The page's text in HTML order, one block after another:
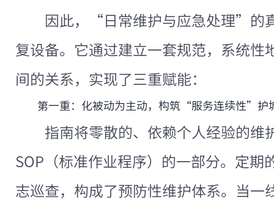
因此，“日常维护与应急处理”的
复设备。它通过建立一套规范，系统性
间的关系，实现了三重赋能：
第一重：化被动为主动，构筑“服务连续性”护
指南将零散的、依赖个人经验的维
SOP（标准作业程序）的一部分。定期
志巡查，构成了预防性维护体系。当一